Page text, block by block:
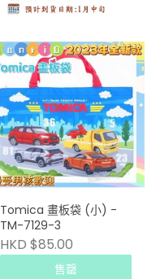
Tomica 畫板袋 (小) -
TM-7129-3
HKD $85.00
售罄